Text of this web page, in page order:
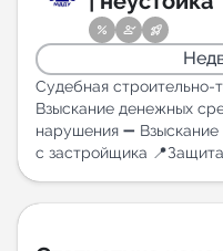
Каталог ботов
Горящие
Индекс
New
Судебная строительно-
Взыскание денежных
нарушения ➖
с застройщика